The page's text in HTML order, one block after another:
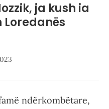
ja kush ia
Loredanës
ndërkombëtare,